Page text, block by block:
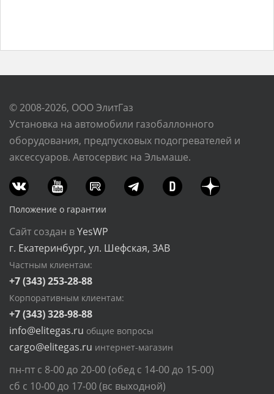
© 2008-2026, ООО ЭлитГаз
Установка на автомобили газобаллонного
оборудования, предпусковых подогревателей и
аксессуаров. Автосервис на Эльмаше.
Положение о гарантии
Сайт создан вYesWP
г. Екатеринбург, ул. Шефская, 3АВ
Частным клиентам:
+7 (343) 253-28-88
Корпоративным клиентам:
+7 (343) 328-98-88
info@elitegas.ru общие вопросы
cargo@elitegas.ru интернет-магазин
пн-пт с 8-00 до 20-00 (обед с 14-00 до 15-00)
сб с 10-00 до 17-00 (вс выходной)